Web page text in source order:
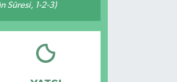
Sûresi, 1-2-3)